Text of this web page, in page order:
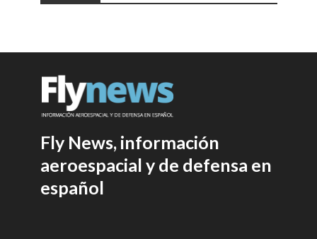
Fly News, información
aeroespacial y de defensa en
español